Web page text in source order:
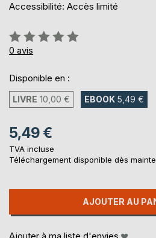
Accessibilité: Accès limité
Évaluation:
0%
0 avis
Disponible en :
LIVRE 10,00 € EBOOK 5,49 €
5,49 €
TVA incluse
Téléchargement disponible dès
AJOUTER AU